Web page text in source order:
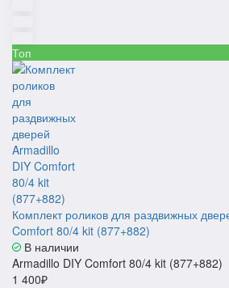
Топ
Комплект роликов для раздвижных
Comfort 80/4 kit (877+882)
В наличии
Armadillo DIY Comfort 80/4 kit (877+882)
1 400₽